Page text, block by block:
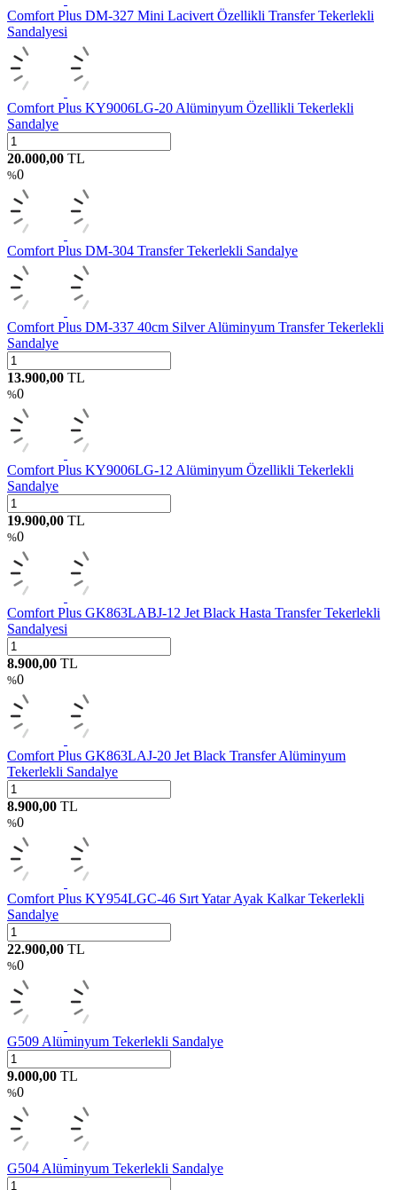
Comfort Plus DM-327 Mini Lacivert Özellikli Transfer Tekerlekli
Sandalyesi
Comfort Plus KY9006LG-20 Alüminyum Özellikli Tekerlekli
Sandalye
20.000,00 TL
%0
Comfort Plus DM-304 Transfer Tekerlekli Sandalye
Comfort Plus DM-337 40cm Silver Alüminyum Transfer Tekerlekli
Sandalye
13.900,00 TL
%0
Comfort Plus KY9006LG-12 Alüminyum Özellikli Tekerlekli
Sandalye
19.900,00 TL
%0
Comfort Plus GK863LABJ-12 Jet Black Hasta Transfer Tekerlekli
Sandalyesi
8.900,00 TL
%0
Comfort Plus GK863LAJ-20 Jet Black Transfer Alüminyum
Tekerlekli Sandalye
8.900,00 TL
%0
Comfort Plus KY954LGC-46 Sırt Yatar Ayak Kalkar Tekerlekli
Sandalye
22.900,00 TL
%0
G509 Alüminyum Tekerlekli Sandalye
9.000,00 TL
%0
G504 Alüminyum Tekerlekli Sandalye